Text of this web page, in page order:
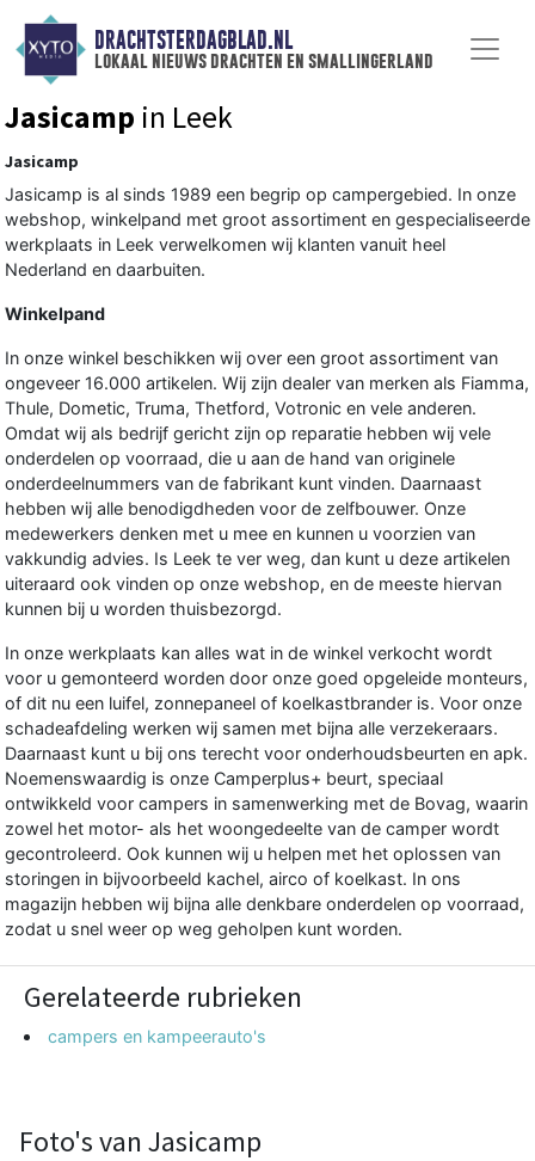
DRACHTSTERDAGBLAD.NL
lokaal nieuws drachten en smallingerland
Jasicamp in Leek
Jasicamp
Jasicamp is al sinds 1989 een begrip op campergebied. In onze
webshop, winkelpand met groot assortiment en gespecialiseerde
werkplaats in Leek verwelkomen wij klanten vanuit heel
Nederland en daarbuiten.
Winkelpand
In onze winkel beschikken wij over een groot assortiment van
ongeveer 16.000 artikelen. Wij zijn dealer van merken als Fiamma,
Thule, Dometic, Truma, Thetford, Votronic en vele anderen.
Omdat wij als bedrijf gericht zijn op reparatie hebben wij vele
onderdelen op voorraad, die u aan de hand van originele
onderdeelnummers van de fabrikant kunt vinden. Daarnaast
hebben wij alle benodigdheden voor de zelfbouwer. Onze
medewerkers denken met u mee en kunnen u voorzien van
vakkundig advies. Is Leek te ver weg, dan kunt u deze artikelen
uiteraard ook vinden op onze webshop, en de meeste hiervan
kunnen bij u worden thuisbezorgd.
In onze werkplaats kan alles wat in de winkel verkocht wordt
voor u gemonteerd worden door onze goed opgeleide monteurs,
of dit nu een luifel, zonnepaneel of koelkastbrander is. Voor onze
schadeafdeling werken wij samen met bijna alle verzekeraars.
Daarnaast kunt u bij ons terecht voor onderhoudsbeurten en apk.
Noemenswaardig is onze Camperplus+ beurt, speciaal
ontwikkeld voor campers in samenwerking met de Bovag, waarin
zowel het motor- als het woongedeelte van de camper wordt
gecontroleerd. Ook kunnen wij u helpen met het oplossen van
storingen in bijvoorbeeld kachel, airco of koelkast. In ons
magazijn hebben wij bijna alle denkbare onderdelen op voorraad,
zodat u snel weer op weg geholpen kunt worden.
Gerelateerde rubrieken
campers en kampeerauto's
Foto's van Jasicamp